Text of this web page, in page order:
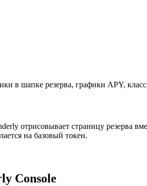
в шапке резерва, графики APY,
отрисовывает страницу резерва
на базовый токен.
Console